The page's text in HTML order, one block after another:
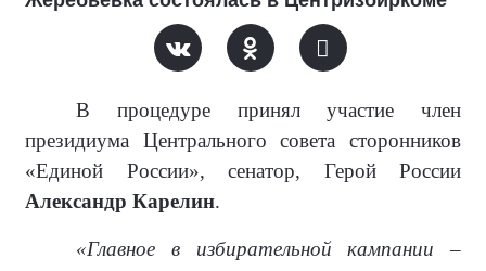
В процедуре принял участие член
президиума Центрального совета сторонников
«Единой России», сенатор, Герой России
Александр Карелин.
«Главное в избирательной кампании –